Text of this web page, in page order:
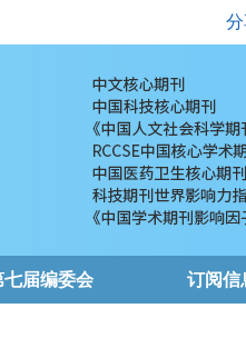
分
七届编委会 订阅信